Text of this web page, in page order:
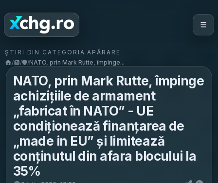
ȘTIRI DIN CATEGORIA APĂRARE
/
/ /NATO, prin Mark Rutte, împinge...
NATO, prin Mark Rutte, împinge
achizițiile de armament
„fabricat în NATO” - UE
condiționează finanțarea de
„made in EU” și limitează
conținutul din afara blocului la
35%